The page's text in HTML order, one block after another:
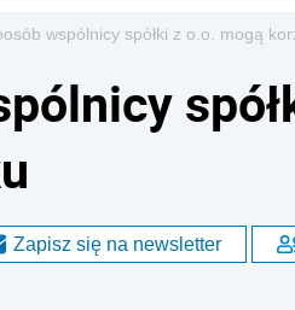
wspólnicy spółki z o.o. mogą
Zapisz się na newsletter